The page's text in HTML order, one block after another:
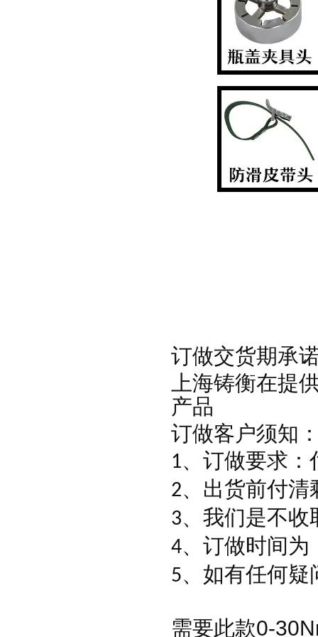
订做交货期承
上海铸衡在提
产品
订做客户须知
1、订做要求：
2、出货前付清
3、我们是不收
4、订做时间为
5、如有任何疑
需要此款0-